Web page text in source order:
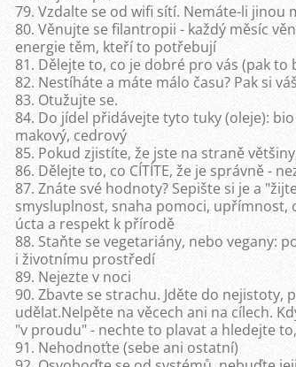
79. Vzdalte se od wifi sítí. Nemáte-li
80. Věnujte se filantropii - každý měsíc
energie těm, kteří to potřebují
81. Dělejte to, co je dobré pro vás (pak
82. Nestíháte a máte málo času? Pak si
83. Otužujte se.
84. Do jídel přidávejte tyto tuky (oleje):
makový, cedrový
85. Pokud zjistíte, že jste na straně
86. Dělejte to, co CÍTÍTE, že je správně -
87. Znáte své hodnoty? Sepište si je a
smysluplnost, snaha pomoci,
úcta a respekt k přírodě
88. Staňte se vegetariány, nebo vegany:
i životnímu prostředí
89. Nejezte v noci
90. Zbavte se strachu. Jděte do nejistoty,
udělat.Nelpěte na věcech ani na cílech.
"v proudu" - nechte to plavat a hledejte
91. Nehodnoťte (sebe ani ostatní)